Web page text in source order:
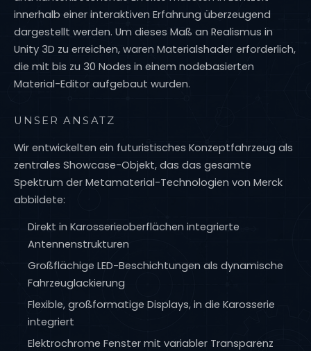
innerhalb einer interaktiven Erfahrung überzeugend
dargestellt werden. Um dieses Maß an Realismus in
Unity 3D zu erreichen, waren Materialshader erforderlich,
die mit bis zu 30 Nodes in einem nodebasierten
Material-Editor aufgebaut wurden.
UNSER ANSATZ
Wir entwickelten ein futuristisches Konzeptfahrzeug als
zentrales Showcase-Objekt, das das gesamte
Spektrum der Metamaterial-Technologien von Merck
abbildete:
Direkt in Karosserieoberflächen integrierte
Antennenstrukturen
Großflächige LED-Beschichtungen als dynamische
Fahrzeuglackierung
Flexible, großformatige Displays, in die Karosserie
integriert
Elektrochrome Fenster mit variabler Transparenz